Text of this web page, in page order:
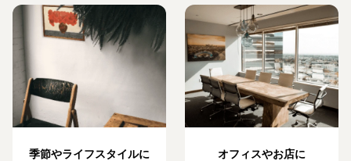
季節やライフスタイルに
オフィスやお店に